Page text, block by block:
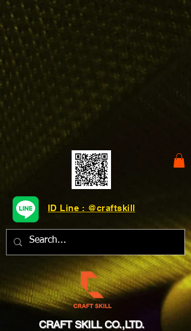
CRAFT SKILL CO.,LTD.
ID Line : @craftskill